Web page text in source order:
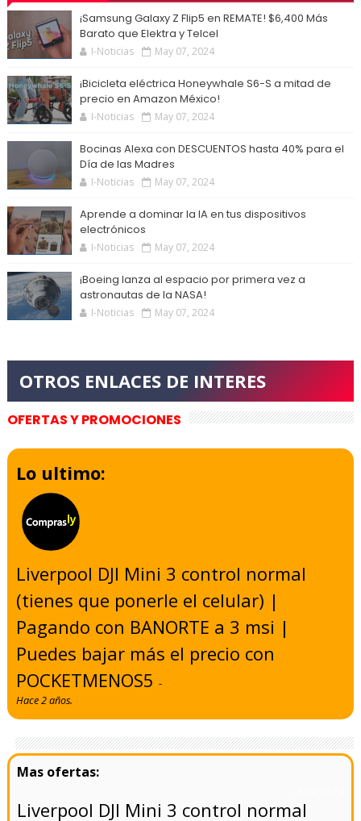
¡Samsung Galaxy Z Flip5 en REMATE! $6,400 Más
Barato que Elektra y Telcel
I-Noticias May 07, 2024
¡Bicicleta eléctrica Honeywhale S6-S a mitad de
precio en Amazon México!
I-Noticias May 07, 2024
Bocinas Alexa con DESCUENTOS hasta 40% para el
Día de las Madres
I-Noticias May 07, 2024
Aprende a dominar la IA en tus dispositivos
electrónicos
I-Noticias May 07, 2024
¡Boeing lanza al espacio por primera vez a
astronautas de la NASA!
I-Noticias May 07, 2024
OFERTAS Y PROMOCIONES
Lo ultimo:
Liverpool DJI Mini 3 control normal
(tienes que ponerle el celular) |
Pagando con BANORTE a 3 msi |
Puedes bajar más el precio con
POCKETMENOS5-
Hace 2 años.
Liverpool DJI Mini 3 control normal